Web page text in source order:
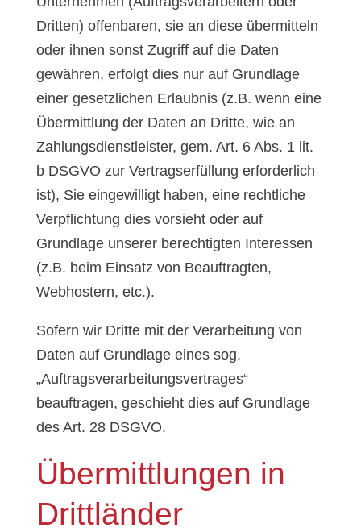
Dritten) offenbaren, sie an diese übermitteln
oder ihnen sonst Zugriff auf die Daten
gewähren, erfolgt dies nur auf Grundlage
einer gesetzlichen Erlaubnis (z.B. wenn eine
Übermittlung der Daten an Dritte, wie an
Zahlungsdienstleister, gem. Art. 6 Abs. 1 lit.
b DSGVO zur Vertragserfüllung erforderlich
ist), Sie eingewilligt haben, eine rechtliche
Verpflichtung dies vorsieht oder auf
Grundlage unserer berechtigten Interessen
(z.B. beim Einsatz von Beauftragten,
Webhostern, etc.).
Sofern wir Dritte mit der Verarbeitung von
Daten auf Grundlage eines sog.
„Auftragsverarbeitungsvertrages“
beauftragen, geschieht dies auf Grundlage
des Art. 28 DSGVO.
Übermittlungen in
Drittländer